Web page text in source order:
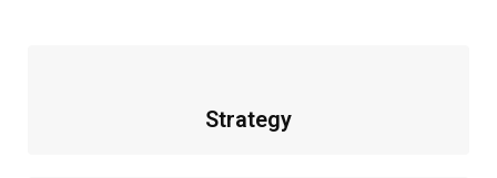
Strategy